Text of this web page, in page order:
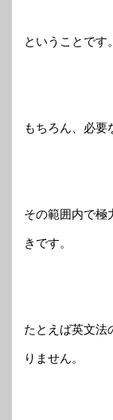
ということです。
もちろん、必要
その範囲内で極
きです。
たとえば英文法
りません。